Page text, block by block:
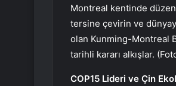
Montreal kentinde
tersine çevirin ve
olan Kunming-Montreal
tarihli kararı alkışlar.
COP15 Lideri ve Çin